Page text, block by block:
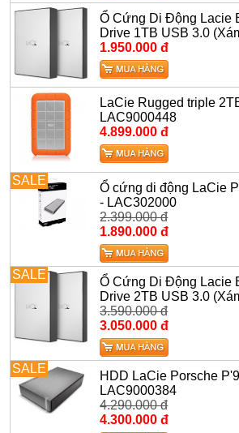
Ổ Cứng Di Động Lacie
Drive 1TB USB 3.0
1.950.000 đ
LaCie Rugged triple
LAC9000448
4.899.000 đ
SALE
Ổ cứng di động LaCie
- LAC302000
2.399.000 đ
1.890.000 đ
SALE
Ổ Cứng Di Động Lacie
Drive 2TB USB 3.0
3.590.000 đ
3.050.000 đ
SALE
HDD LaCie Porsche
LAC9000384
4.290.000 đ
4.300.000 đ